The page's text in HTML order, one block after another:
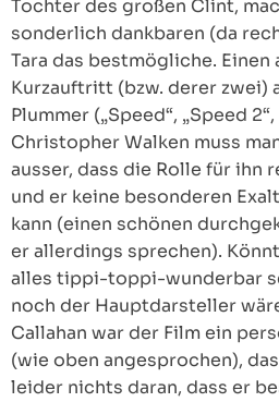
Tochter des großen Clint,
sonderlich dankbaren (da
Tara das bestmögliche. Einen
Kurzauftritt (bzw. derer zwei)
Plummer („Speed“, „Speed
Christopher Walken muss
ausser, dass die Rolle für ihn
und er keine besonderen
kann (einen schönen
er allerdings sprechen).
alles tippi-toppi-wunderbar
noch der Hauptdarsteller
Callahan war der Film ein
(wie oben angesprochen),
leider nichts daran, dass er